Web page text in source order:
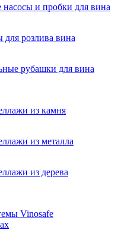
и пробки для вина
для розлива вина
рубашки для вина
из камня
из металла
из дерева
Vinosafe